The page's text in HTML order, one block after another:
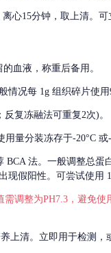
心15分钟，取上清。
血液，称重后备用。
情况每 1g 组织碎片使
复冻融法可重复2次)。
量分装冻存于-20°C 或-
BCA 法。一般调整总
假阳性。可尝试使用
调整为PH7.3，避免
上清。立即用于检测，